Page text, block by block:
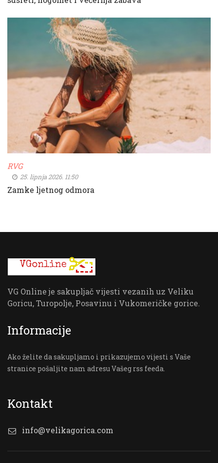
RVG
25. lipnja 2026. 11:50
Zamke ljetnog odmora
VG Online je sakupljač vijesti vezanih uz Veliku
Goricu, Turopolje, Posavinu i Vukomeričke gorice.
Informacije
Ako želite da sakupljamo i prikazujemo vijesti s Vaše
stranice pošaljite nam adresu Vašeg rss feeda.
Kontakt
info@velikagorica.com